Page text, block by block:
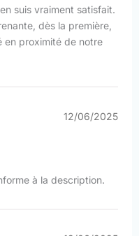
suis vraiment satisfait.
dès la première,
en proximité de notre
12/06/2025
à la description.